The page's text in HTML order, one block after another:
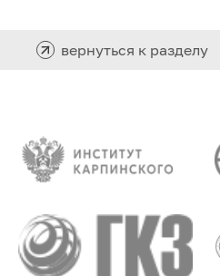
вернуться к разделу